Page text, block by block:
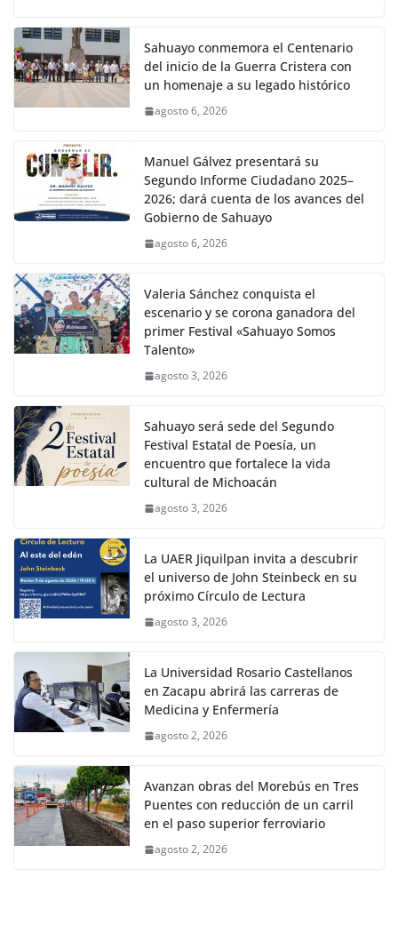
Sahuayo conmemora el Centenario
del inicio de la Guerra Cristera con
un homenaje a su legado histórico
agosto 6, 2026
Manuel Gálvez presentará su
Segundo Informe Ciudadano 2025–
2026; dará cuenta de los avances del
Gobierno de Sahuayo
agosto 6, 2026
Valeria Sánchez conquista el
escenario y se corona ganadora del
primer Festival «Sahuayo Somos
Talento»
agosto 3, 2026
Sahuayo será sede del Segundo
Festival Estatal de Poesía, un
encuentro que fortalece la vida
cultural de Michoacán
agosto 3, 2026
La UAER Jiquilpan invita a descubrir
el universo de John Steinbeck en su
próximo Círculo de Lectura
agosto 3, 2026
La Universidad Rosario Castellanos
en Zacapu abrirá las carreras de
Medicina y Enfermería
agosto 2, 2026
Avanzan obras del Morebús en Tres
Puentes con reducción de un carril
en el paso superior ferroviario
agosto 2, 2026